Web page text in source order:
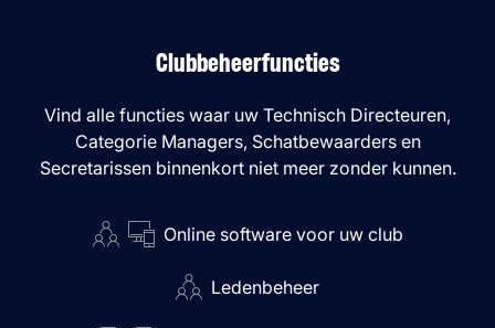
Clubbeheerfuncties
Vind alle functies waar uw Technisch Directeuren,
Categorie Managers, Schatbewaarders en
Secretarissen binnenkort niet meer zonder kunnen.
Online software voor uw club
Ledenbeheer